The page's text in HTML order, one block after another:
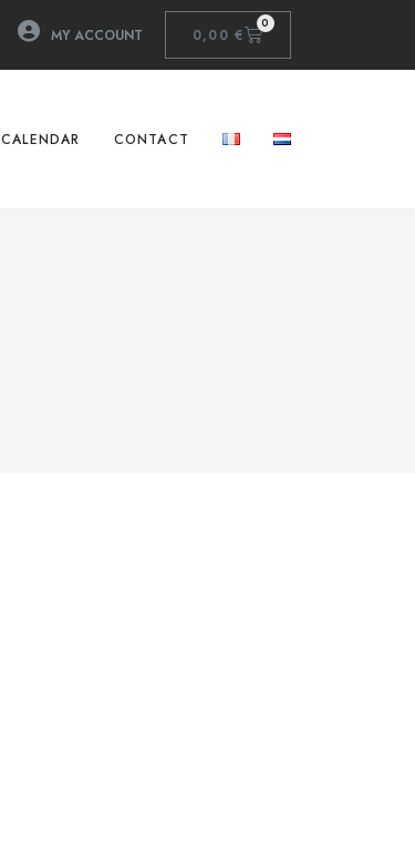
MY ACCOUNT 0,00€
0
CALENDAR CONTACT